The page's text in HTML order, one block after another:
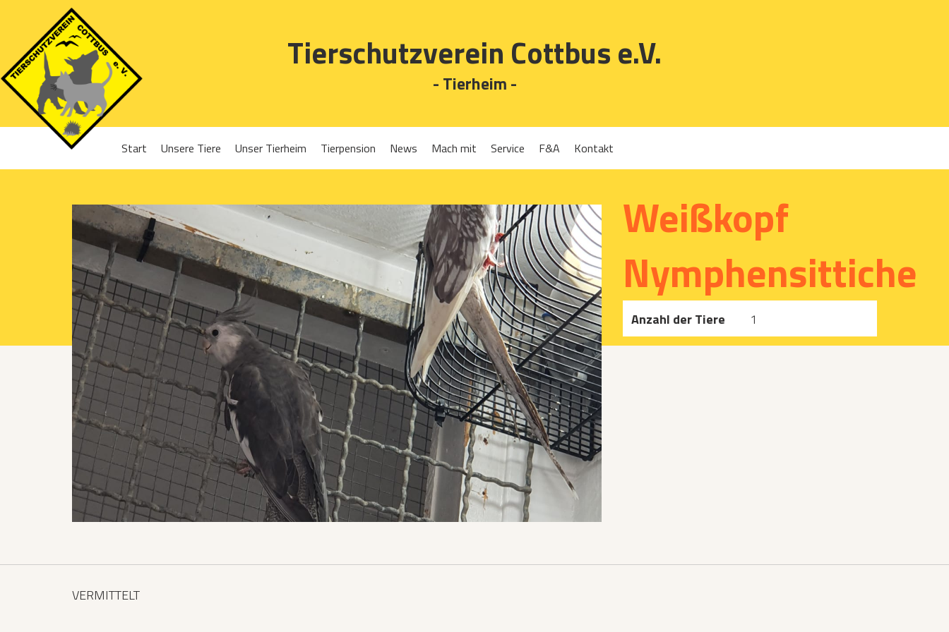
Tierschutzverein Cottbus e.V.
- Tierheim -
Start Unsere Tiere
Katzen
Kleintiere
Unser Tierheim
Projekte 2017
Projekte 2018
Projekte 2019
Projekte 2020
Projekte 2021
Projekte 2022
Projekte 2023
Projekte 2024
Organisation
Tierpension News Mach mit
Ehrenamt
Gassigehen
Mitglied werden
Patenschaften
Katzen­futterplätze
Bundesfreiwilligendienst/Praktikum
Testament
Katzen vorlesen
Service
Tierpension
F&A Kontakt
Weißkopf
Nymphensittiche
Anzahl der Tiere 1
VERMITTELT